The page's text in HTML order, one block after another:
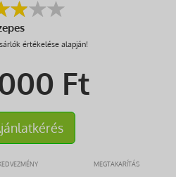
értékelése alapján!
Ft
MEGTAKARÍTÁS